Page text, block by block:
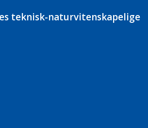
teknisk-naturvitenskapelige